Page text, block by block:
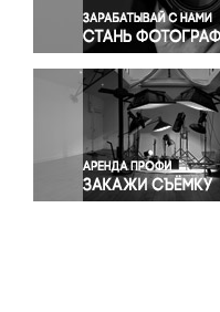
Происшествия и
Религия
Светская жизнь
Спорт
Экология
Экономика и